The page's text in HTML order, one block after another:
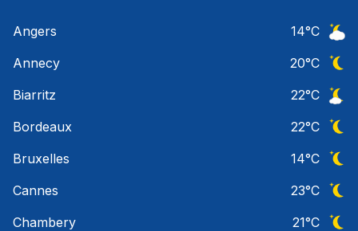
Angers 14°C
Annecy
20°C
Biarritz
22°C
Bordeaux
22°C
Bruxelles
14°C
Cannes
23°C
Chambery
21°C